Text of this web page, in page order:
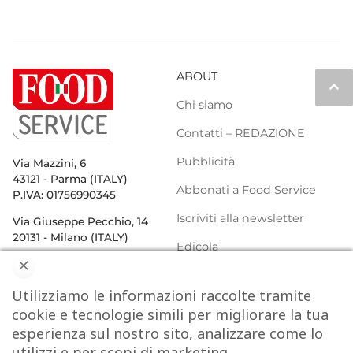
keyboard_arrow_up
Via Mazzini, 6
43121 - Parma (ITALY)
P.IVA: 01756990345
Via Giuseppe Pecchio, 14
20131 - Milano (ITALY)
ABOUT
Chi siamo
Contatti – REDAZIONE
Pubblicità
Abbonati a Food Service
Iscriviti alla newsletter
Edicola
Policy
NEWS DISTRIBUZIONE
Utilizziamo le informazioni raccolte tramite
cookie e tecnologie simili per migliorare la tua
esperienza sul nostro sito, analizzare come lo
CHIUDI